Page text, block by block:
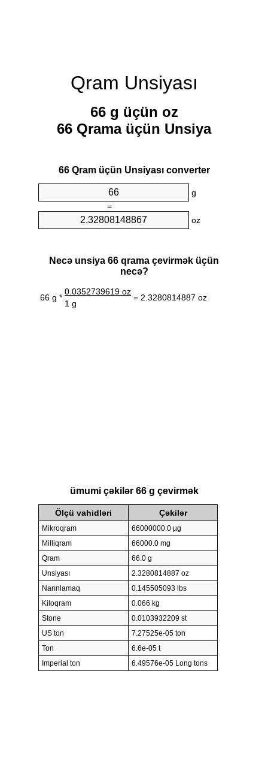
Qram Unsiyası
66 g üçün oz
66 Qrama üçün Unsiya
66 Qram üçün Unsiyası converter
g
=
oz
Necə unsiya 66 qrama çevirmək üçün
necə?
66 g *
0.0352739619 oz
= 2.3280814887 oz
1 g
ümumi çəkilər 66 g çevirmək
Ölçü vahidləri Çəkilər
Mikroqram
66000000.0 µg
Milliqram
66000.0 mg
Qram
66.0 g
Unsiyası
2.3280814887 oz
Narınlamaq
0.145505093 lbs
Kiloqram
0.066 kg
Stone
0.0103932209 st
US ton
7.27525e-05 ton
Ton
6.6e-05 t
Imperial ton
6.49576e-05 Long tons